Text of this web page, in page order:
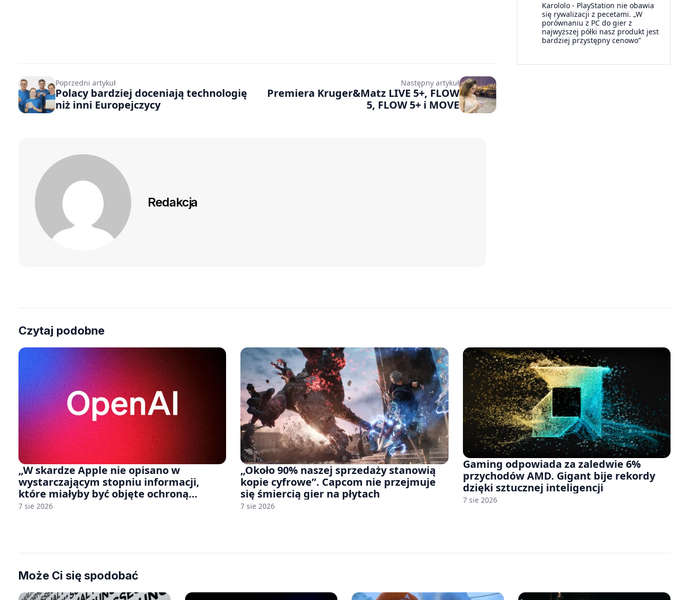
Karololo - PlayStation nie obawia
się rywalizacji z pecetami. „W
porównaniu z PC do gier z
najwyższej półki nasz produkt jest
bardziej przystępny cenowo”
Poprzedni artykuł
Polacy bardziej doceniają technologię
niż inni Europejczycy
Następny artykuł
Premiera Kruger&Matz LIVE 5+, FLOW
5, FLOW 5+ i MOVE
Redakcja
Czytaj podobne
„W skardze Apple nie opisano w
wystarczającym stopniu informacji,
które miałyby być objęte ochroną
tajemnicy handlowej”. OpenAI żąda
7 sie 2026
„Około 90% naszej sprzedaży stanowią
kopie cyfrowe”. Capcom nie przejmuje
się śmiercią gier na płytach
7 sie 2026
Gaming odpowiada za zaledwie 6%
przychodów AMD. Gigant bije rekordy
dzięki sztucznej inteligencji
7 sie 2026
Może Ci się spodobać